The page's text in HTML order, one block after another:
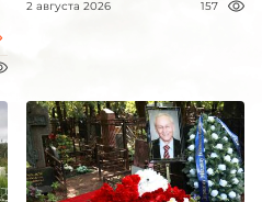
2 августа 2026 157